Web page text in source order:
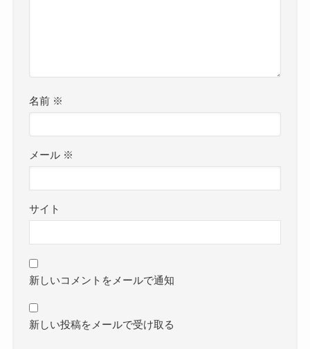
名前 ※
メール ※
サイト
新しいコメントをメールで通知
新しい投稿をメールで受け取る